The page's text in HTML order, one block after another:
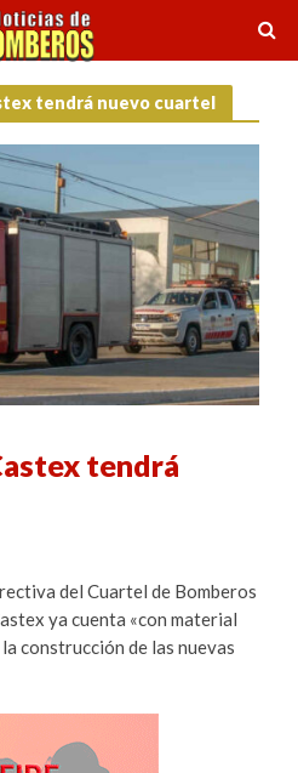
tendrá nuevo cuartel
tendrá
del Cuartel de Bomberos
ya cuenta «con material
construcción de las nuevas